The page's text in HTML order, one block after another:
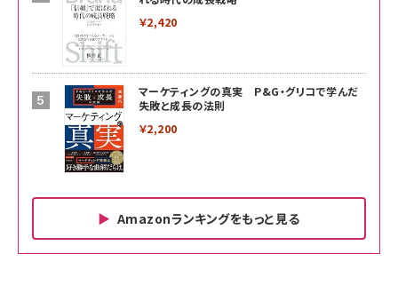
￥2,420
マーケティングの真実 P&G・グリコで学んだ
失敗と成長の法則
￥2,200
Amazonランキングをもっと見る